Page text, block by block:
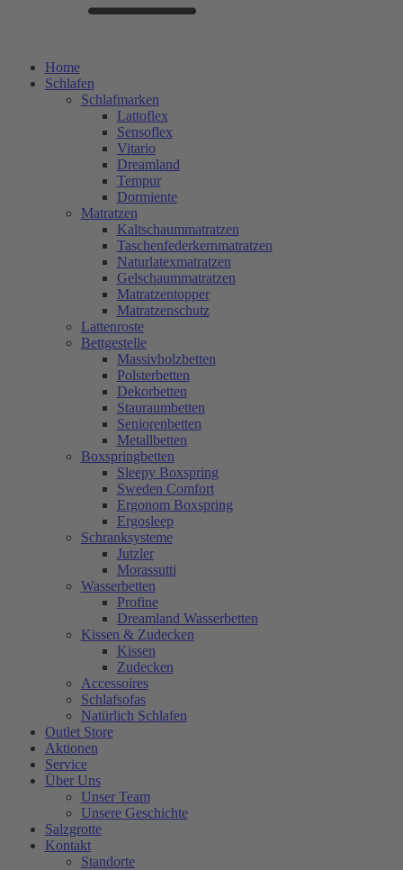
Home
Schlafen
Schlafmarken
Lattoflex
Sensoflex
Vitario
Dreamland
Tempur
Dormiente
Matratzen
Kaltschaummatratzen
Taschenfederkernmatratzen
Naturlatexmatratzen
Gelschaummatratzen
Matratzentopper
Matratzenschutz
Lattenroste
Bettgestelle
Massivholzbetten
Polsterbetten
Dekorbetten
Stauraumbetten
Seniorenbetten
Metallbetten
Boxspringbetten
Sleepy Boxspring
Sweden Comfort
Ergonom Boxspring
Ergosleep
Schranksysteme
Jutzler
Morassutti
Wasserbetten
Profine
Dreamland Wasserbetten
Kissen & Zudecken
Kissen
Zudecken
Accessoires
Schlafsofas
Natürlich Schlafen
Outlet Store
Aktionen
Service
Über Uns
Unser Team
Unsere Geschichte
Salzgrotte
Kontakt
Standorte